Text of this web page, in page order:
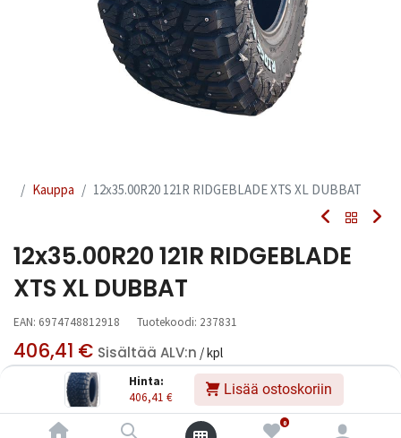
Hinta:
406,41 € Lisää ostoskoriin
0
Kauppa 12x35.00R20 121R RIDGEBLADE XTS XL DUBBAT
12x35.00R20 121R RIDGEBLADE
XTS XL DUBBAT
EAN: 6974748812918 Tuotekoodi: 237831
406,41 € Sisältää ALV:n / kpl
Toimittajilla (ulkomaa):
Saatavilla
Toimitusaika:
7 arkipäivää